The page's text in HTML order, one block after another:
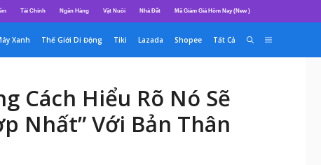
Tài Chính Ngân Hàng Vật Nuôi Nhà Đất Mã Giảm Giá Hôm Nay (New )
Xanh Thế Giới Di Động Tiki Lazada Shopee Tất Cả
Cách Hiểu Rõ Nó Sẽ
Nhất” Với Bản Thân